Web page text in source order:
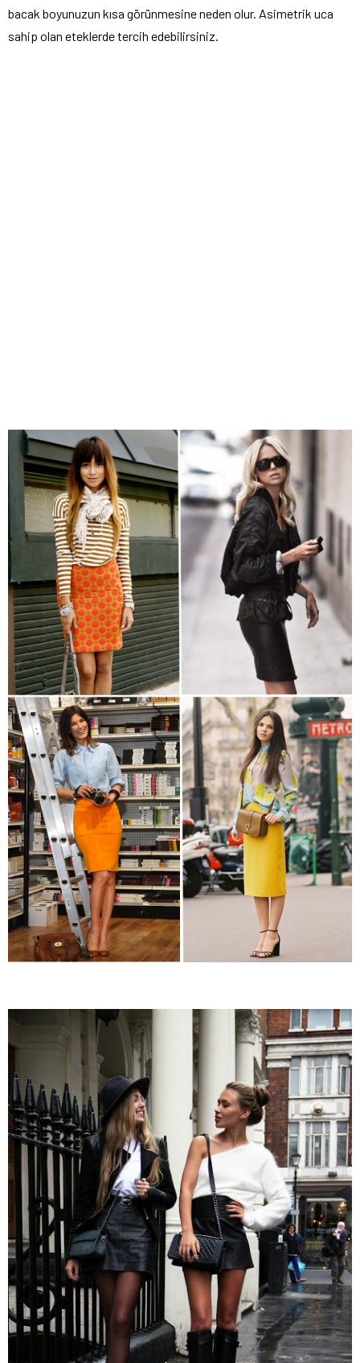
bacak boyunuzun kısa görünmesine neden olur. Asimetrik uca
sahip olan eteklerde tercih edebilirsiniz.